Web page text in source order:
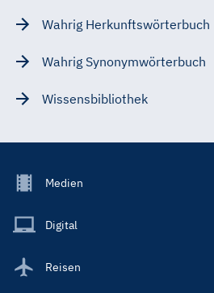
Wahrig Herkunftswörterbuch
Wahrig Synonymwörterbuch
Wissensbibliothek
Footer
Main
Medien
Digital
Reisen